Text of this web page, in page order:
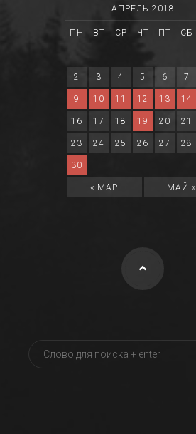
АПРЕЛЬ 2018
ПН ВТ СР ЧТ ПТ СБ
2 3 4 5 6 7
9 10 11 12 13 14
16 17 18 19 20 21
23 24 25 26 27 28
30
« МАР МАЙ »